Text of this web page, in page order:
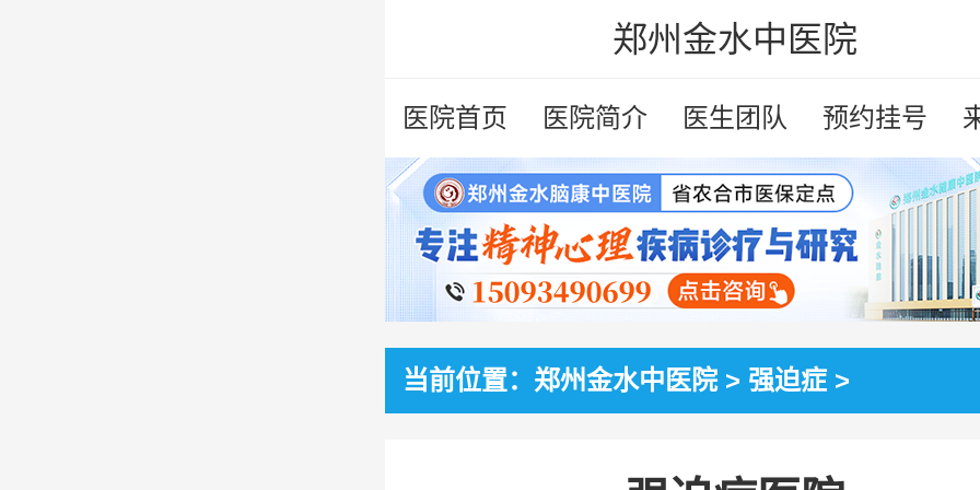
郑州金水中医院
医院首页 医院简介 医生团队 预约挂号
当前位置： 郑州金水中医院> 强迫症 >